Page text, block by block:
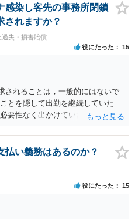
詳細を説明したうえで指示を仰い
感染し客先の事務所閉鎖
されますか？
過失・損害賠償
役にたった 15
されることは，一般的にはないで
とを隠して出勤を継続していた
要性なく出かけていたりした場合
し事業所閉鎖になった場合には損
要ですね。
払い義務はあるのか？
役にたった 15